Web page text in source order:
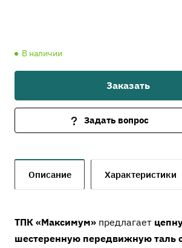
В наличии
Заказать
Задать вопрос
Описание Характеристики
ТПК «Максимум» предлагает
шестеренную передвижную таль